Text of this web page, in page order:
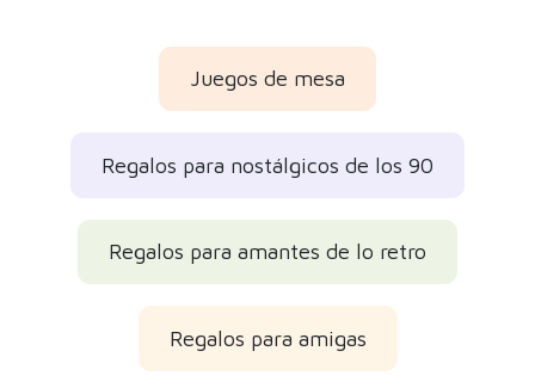
Juegos de mesa
Regalos para nostálgicos de los 90
Regalos para amantes de lo retro
Regalos para amigas